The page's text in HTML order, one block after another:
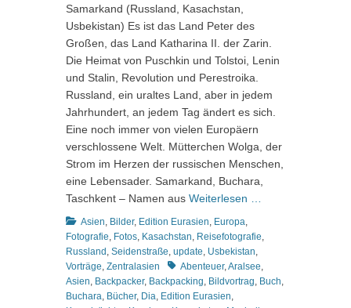
Samarkand (Russland, Kasachstan,
Usbekistan) Es ist das Land Peter des
Großen, das Land Katharina II. der Zarin.
Die Heimat von Puschkin und Tolstoi, Lenin
und Stalin, Revolution und Perestroika.
Russland, ein uraltes Land, aber in jedem
Jahrhundert, an jedem Tag ändert es sich.
Eine noch immer von vielen Europäern
verschlossene Welt. Mütterchen Wolga, der
Strom im Herzen der russischen Menschen,
eine Lebensader. Samarkand, Buchara,
Taschkent – Namen aus Weiterlesen …
Kategorien
Asien, Bilder, Edition Eurasien, Europa,
Fotografie, Fotos, Kasachstan, Reisefotografie,
Russland, Seidenstraße, update, Usbekistan,
Vorträge, Zentralasien Schlagworte
Abenteuer,Aralsee,
Asien, Backpacker, Backpacking, Bildvortrag, Buch,
Buchara, Bücher, Dia, Edition Eurasien,